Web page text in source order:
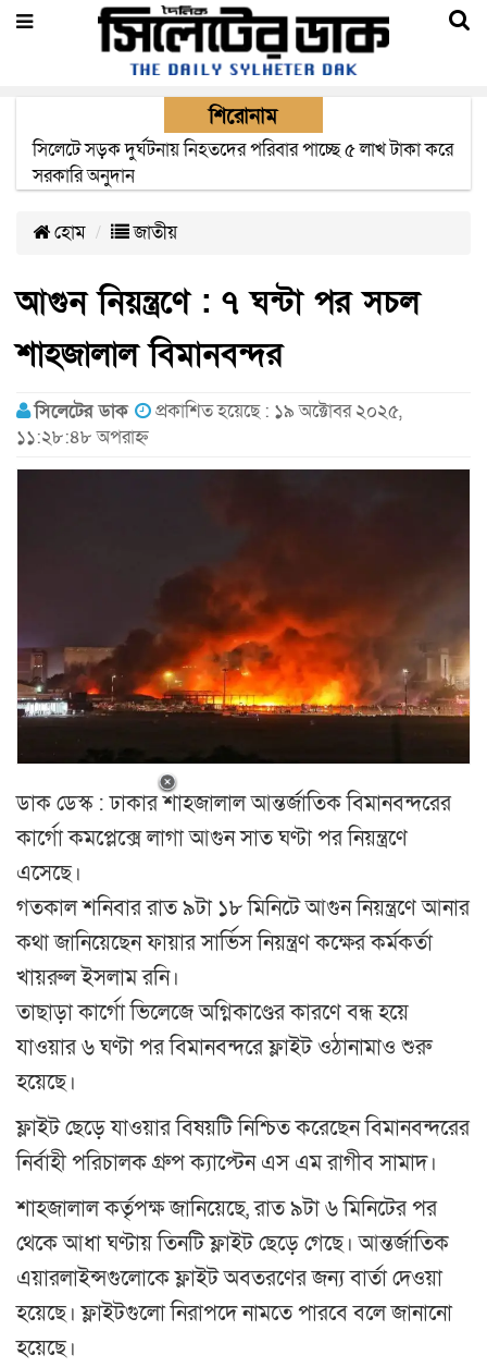
শিরোনাম
সিলেটে সড়ক দুর্ঘটনায় নিহতদের পরিবার পাচ্ছে ৫ লাখ টাকা করে
সরকারি অনুদান
হোম জাতীয়
আগুন নিয়ন্ত্রণে : ৭ ঘন্টা পর সচল
শাহজালাল বিমানবন্দর
সিলেটের ডাক
প্রকাশিত হয়েছে : ১৯ অক্টোবর ২০২৫,
১১:২৮:৪৮ অপরাহ্ন
ডাক ডেস্ক : ঢাকার শাহজালাল আন্তর্জাতিক বিমানবন্দরের
কার্গো কমপ্লেক্সে লাগা আগুন সাত ঘণ্টা পর নিয়ন্ত্রণে
এসেছে।
গতকাল শনিবার রাত ৯টা ১৮ মিনিটে আগুন নিয়ন্ত্রণে আনার
কথা জানিয়েছেন ফায়ার সার্ভিস নিয়ন্ত্রণ কক্ষের কর্মকর্তা
খায়রুল ইসলাম রনি।
তাছাড়া কার্গো ভিলেজে অগ্নিকাণ্ডের কারণে বন্ধ হয়ে
যাওয়ার ৬ ঘণ্টা পর বিমানবন্দরে ফ্লাইট ওঠানামাও শুরু
হয়েছে।
ফ্লাইট ছেড়ে যাওয়ার বিষয়টি নিশ্চিত করেছেন বিমানবন্দরের
নির্বাহী পরিচালক গ্রুপ ক্যাপ্টেন এস এম রাগীব সামাদ।
শাহজালাল কর্তৃপক্ষ জানিয়েছে, রাত ৯টা ৬ মিনিটের পর
থেকে আধা ঘণ্টায় তিনটি ফ্লাইট ছেড়ে গেছে। আন্তর্জাতিক
এয়ারলাইন্সগুলোকে ফ্লাইট অবতরণের জন্য বার্তা দেওয়া
হয়েছে। ফ্লাইটগুলো নিরাপদে নামতে পারবে বলে জানানো
হয়েছে।